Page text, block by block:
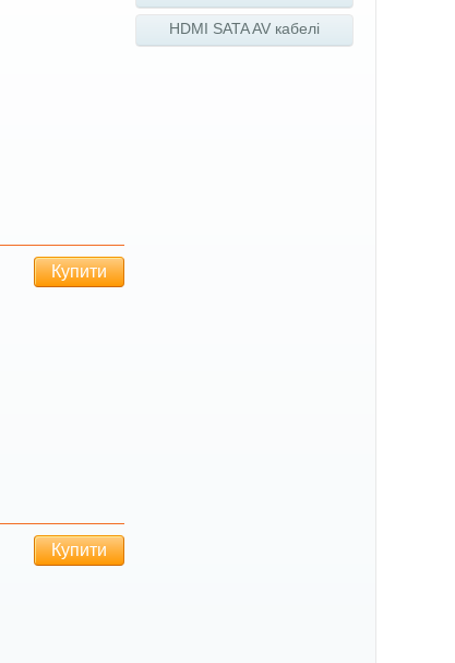
Купити
Купити
HDMI SATA AV кабелі